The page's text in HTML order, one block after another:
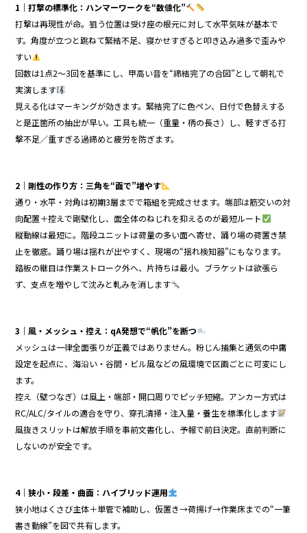
1｜打撃の標準化：ハンマーワークを“数値化”
打撃は再現性が命。狙う位置は受け座の根元に対して水平気味が基本で
す。角度が立つと跳ねて緊結不足、寝かせすぎると叩き込み過多で歪みや
すい
回数は1点2〜3回を基準にし、甲高い音を“締結完了の合図”として朝礼で
実演します
見える化はマーキングが効きます。緊結完了に色ペン、日付で色替えする
と是正箇所の抽出が早い。工具も統一（重量・柄の長さ）し、軽すぎる打
撃不足／重すぎる過締めと疲労を防ぎます。
2｜剛性の作り方：三角を“面で”増やす
通り・水平・対角は初期3層までで箱組を完成させます。端部は筋交いの対
向配置＋控えで剛壁化し、面全体のねじれを抑えるのが最短ルート
縦動線は最短に。階段ユニットは荷量の多い面へ寄せ、踊り場の荷置き禁
止を徹底。踊り場は揺れが出やすく、現場の“揺れ検知器”にもなります。
踏板の継目は作業ストローク外へ、片持ちは最小。ブラケットは欲張ら
ず、支点を増やして沈みと軋みを消します
3｜風・メッシュ・控え：qA発想で“帆化”を断つ
メッシュは一律全面張りが正義ではありません。粉じん捕集と通気の中庸
設定を起点に、海沿い・谷間・ビル風などの風環境で区画ごとに可変にし
ます。
控え（壁つなぎ）は風上・端部・開口周りでピッチ短縮。アンカー方式は
RC/ALC/タイルの適合を守り、穿孔清掃・注入量・養生を標準化します
風抜きスリットは解放手順を事前文書化し、予報で前日決定。直前判断に
しないのが安全です。
4｜狭小・段差・曲面：ハイブリッド運用
狭小地はくさび主体＋単管で補助し、仮置き→荷揚げ→作業床までの“一筆
書き動線”を図で共有します。